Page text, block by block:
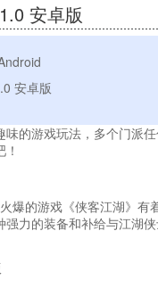
安卓版
安卓版
的游戏玩法，多个门派
爆的游戏《侠客江湖》有
力的装备和补给与江湖